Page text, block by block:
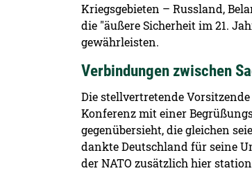
Kriegsgebieten – Russland,
die "äußere Sicherheit im 21.
gewährleisten.
Verbindungen zwischen
Die stellvertretende
Konferenz mit einer
gegenübersieht, die gleichen
dankte Deutschland für seine
der NATO zusätzlich hier